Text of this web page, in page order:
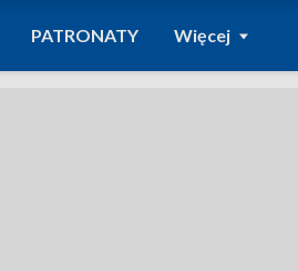
PATRONATY Więcej